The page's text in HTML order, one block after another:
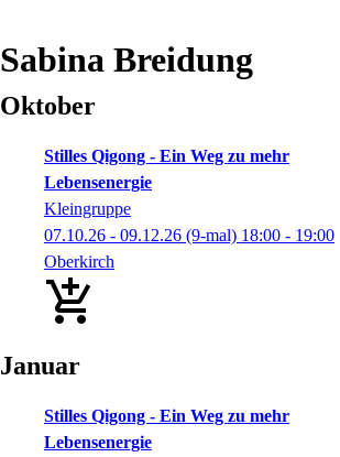
Sabina Breidung
Oktober
Stilles Qigong - Ein Weg zu mehr
Lebensenergie
Kleingruppe
07.10.26 - 09.12.26 (9-mal) 18:00 - 19:00
Oberkirch
Januar
Stilles Qigong - Ein Weg zu mehr
Lebensenergie